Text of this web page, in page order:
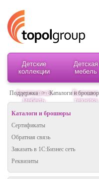
Детские
коллекции
Детская
мебель
Адаптивная
мебель
Бытовая
техника
Поддержка > Каталоги и
Каталоги и брошюры
Сертификаты
Обратная связь
Заказать в 1С:Бизнес сеть
Реквизиты